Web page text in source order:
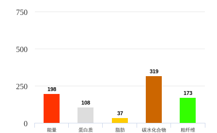
198
198
108
108
37
37
319
319
173
173
能量 蛋白质 脂肪 碳水化合物 粗纤维
0
250
500
750